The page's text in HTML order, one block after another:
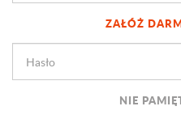
ZAŁÓŻ
NIE